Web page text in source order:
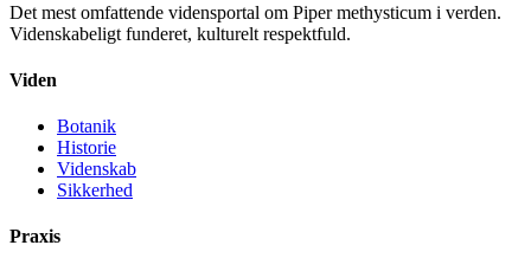
Det mest omfattende vidensportal om Piper methysticum i verden.
Videnskabeligt funderet, kulturelt respektfuld.
Viden
Botanik
Historie
Videnskab
Sikkerhed
Praxis